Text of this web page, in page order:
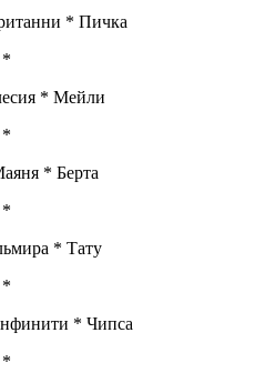
* Пичка
*
* Мейли
*
* Берта
*
* Тату
*
* Чипса
*